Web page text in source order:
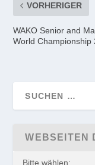
VORHERIGER
WAKO Senior and
World Championship
WEBSEITEN